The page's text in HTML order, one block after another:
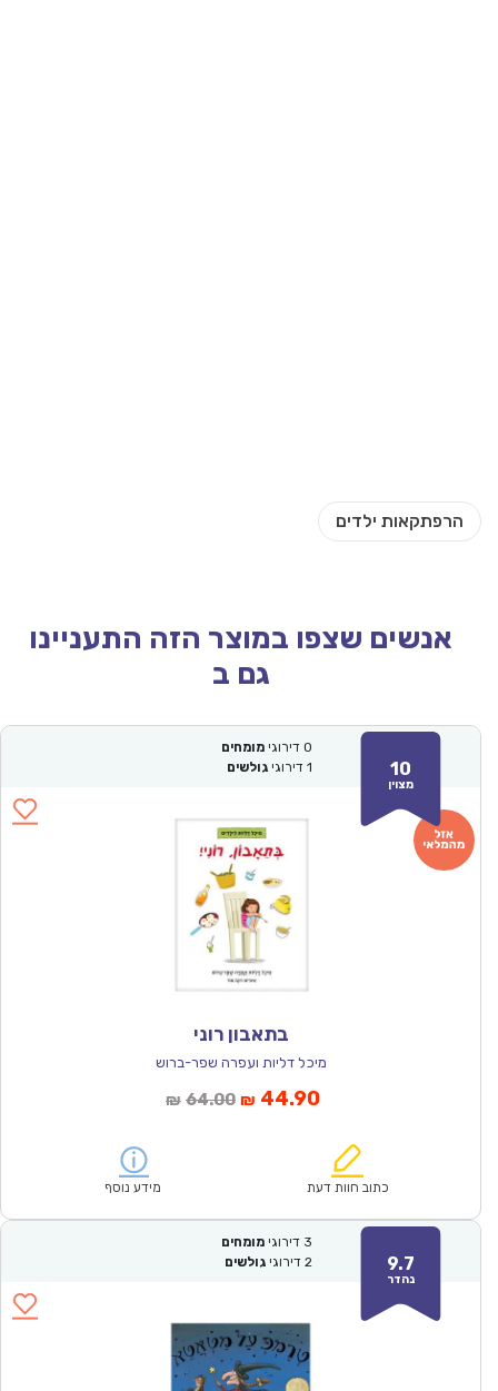
אנשים שצפו במוצר הזה התעניינו
גם ב
10
מצוין
0 דירוגי מומחים
1 דירוגי גולשים
בתאבון רוני
מיכל דליות ועפרה שפר-ברוש
₪ 64.00המחיר
₪64.00.
₪ 44.90המחיר
הוא:
כתוב חוות דעת מידע נוסף
9.7
נהדר
3 דירוגי מומחים
2 דירוגי גולשים